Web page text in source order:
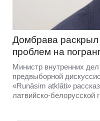
Домбравa раскрыл
проблем на
Министр внутренних
предвыборной
«Runāsim atklāti»
латвийско-белорусской